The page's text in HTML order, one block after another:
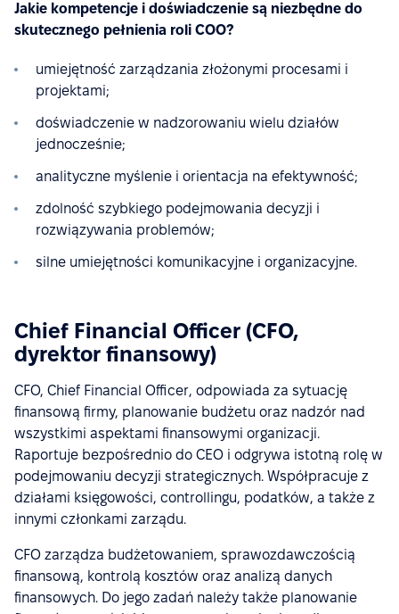
Jakie kompetencje i doświadczenie są niezbędne do
skutecznego pełnienia roli COO?
umiejętność zarządzania złożonymi procesami i
projektami;
doświadczenie w nadzorowaniu wielu działów
jednocześnie;
analityczne myślenie i orientacja na efektywność;
zdolność szybkiego podejmowania decyzji i
rozwiązywania problemów;
silne umiejętności komunikacyjne i organizacyjne.
Chief Financial Officer (CFO,
dyrektor finansowy)
CFO, Chief Financial Officer, odpowiada za sytuację
finansową firmy, planowanie budżetu oraz nadzór nad
wszystkimi aspektami finansowymi organizacji.
Raportuje bezpośrednio do CEO i odgrywa istotną rolę w
podejmowaniu decyzji strategicznych. Współpracuje z
działami księgowości, controllingu, podatków, a także z
innymi członkami zarządu.
CFO zarządza budżetowaniem, sprawozdawczością
finansową, kontrolą kosztów oraz analizą danych
finansowych. Do jego zadań należy także planowanie